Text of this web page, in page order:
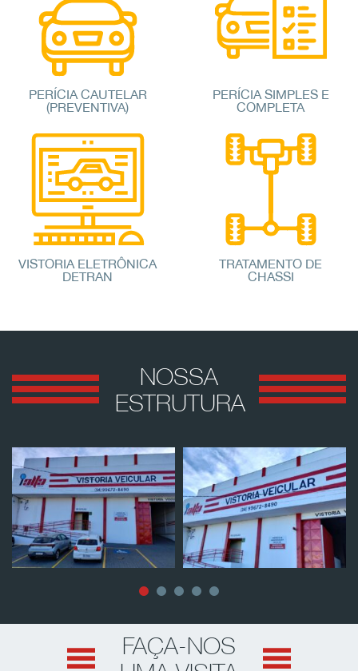
PERÍCIA CAUTELAR
(PREVENTIVA)
PERÍCIA SIMPLES E
COMPLETA
VISTORIA ELETRÔNICA
DETRAN
TRATAMENTO DE
CHASSI
NOSSA
ESTRUTURA
FAÇA-NOS